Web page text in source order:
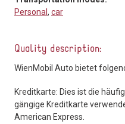
Personal , car
Quality description:
WienMobil Auto bietet
Kreditkarte: Dies ist die
gängige Kreditkarte
American Express.